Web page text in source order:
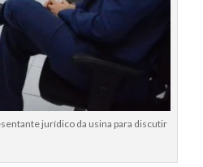
jurídico da usina para discutir